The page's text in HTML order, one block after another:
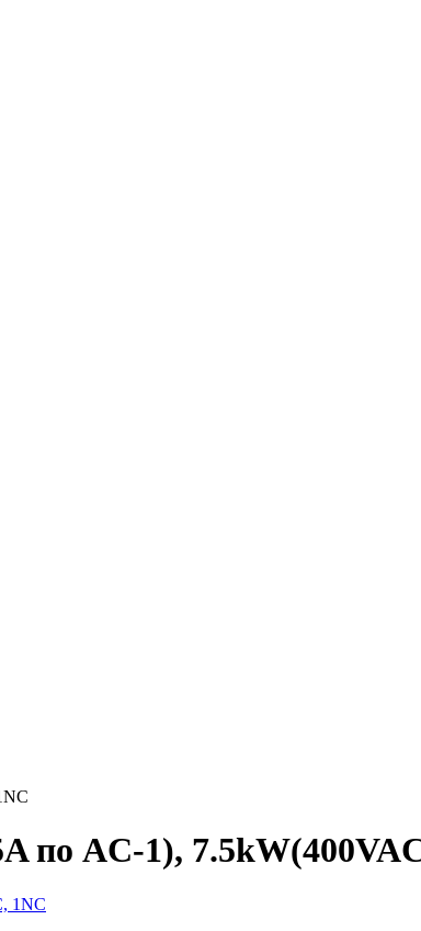
по AC-1),